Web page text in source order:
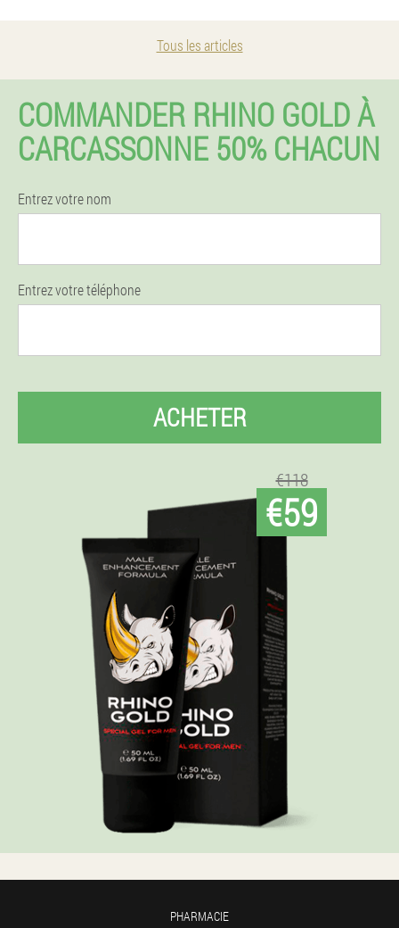
Tous les articles
COMMANDER RHINO GOLD À
CARCASSONNE 50% CHACUN
Entrez votre nom
Entrez votre téléphone
ACHETER
€118
€59
PHARMACIE